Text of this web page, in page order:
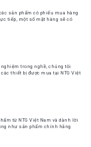
sản phẩm có phiếu mua hàng
tiếp, một số mặt hàng sẽ có
trong nghề, chúng tôi
thiết bị được mua tại NTG Việt
từ NTG Việt Nam và dành lời
như sản phẩm chính hãng